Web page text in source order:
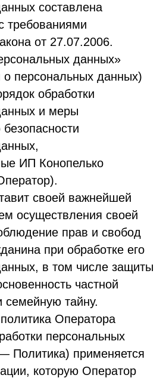
составлена
требованиями
от 27.07.2006.
данных»
персональных данных)
обработки
и меры
ИП Конопелько
своей важнейшей
осуществления своей
прав и свобод
при обработке его
в том числе защиты
частной
тайну.
Оператора
персональных
Политика) применяется
которую Оператор